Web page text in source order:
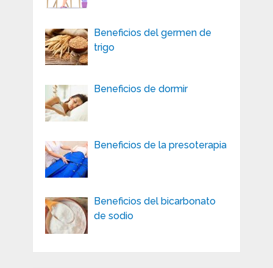
Beneficios del germen de
trigo
Beneficios de dormir
Beneficios de la presoterapia
Beneficios del bicarbonato
de sodio